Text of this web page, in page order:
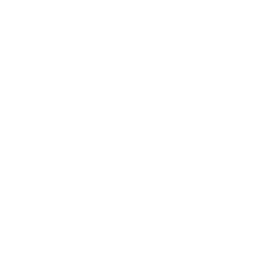
Сюжет фильма начинается с того, что двое
фильм — все выглядят умными, напряжёнными, все
играет молодого, неопытного адвоката, и